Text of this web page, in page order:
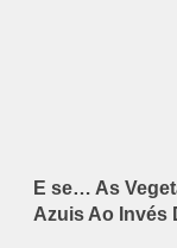
E se… As
Azuis Ao Invés